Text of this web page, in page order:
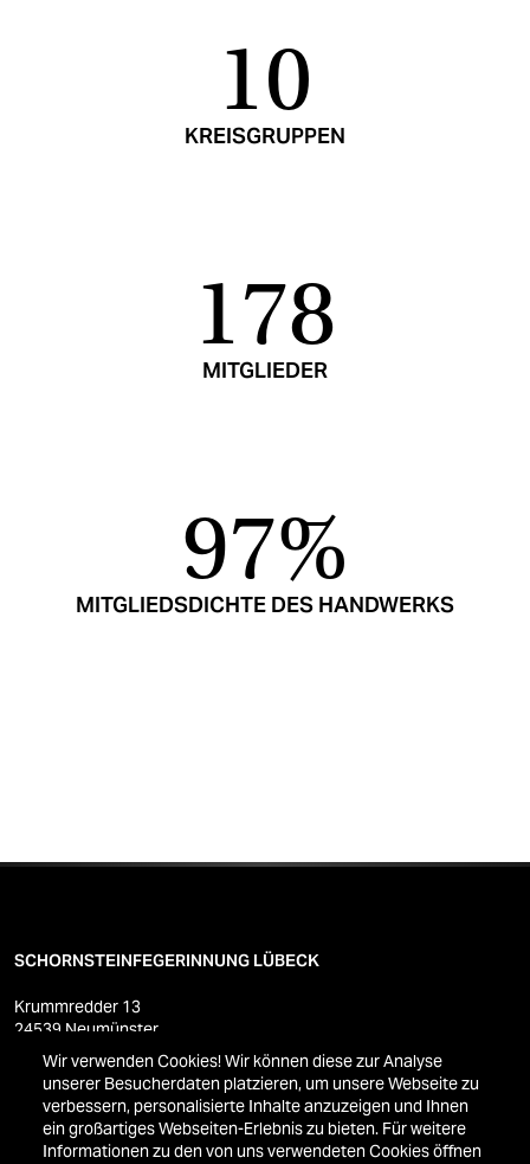
10
KREISGRUPPEN
178
MITGLIEDER
97%
MITGLIEDSDICHTE DES HANDWERKS
Wir verwenden Cookies! Wir können diese zur Analyse
unserer Besucherdaten platzieren, um unsere Webseite zu
verbessern, personalisierte Inhalte anzuzeigen und Ihnen
ein großartiges Webseiten-Erlebnis zu bieten. Für weitere
Informationen zu den von uns verwendeten Cookies öffnen
SCHORNSTEINFEGERINNUNG LÜBECK
Krummredder 13
24539 Neumünster
Tel.: 04321-70 99-0
Fax: 04321-70 99-19